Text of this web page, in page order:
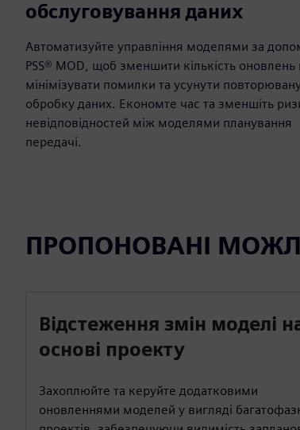
обслуговування даних
Автоматизуйте управління моделями за
PSS® MOD, щоб зменшити кількість оновлень
мінімізувати помилки та усунути
обробку даних. Економте час та зменшіть
невідповідностей між моделями планування
передачі.
ПРОПОНОВАНІ
Відстеження змін моделі
основі проекту
Захоплюйте та керуйте додатковими
оновленнями моделей у вигляді